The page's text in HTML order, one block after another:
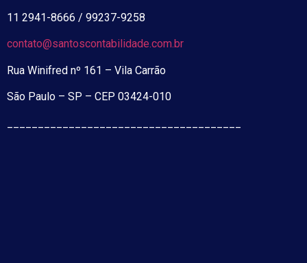
11 2941-8666 / 99237-9258
contato@santoscontabilidade.com.br
Rua Winifred nº 161 – Vila Carrão
São Paulo – SP – CEP 03424-010